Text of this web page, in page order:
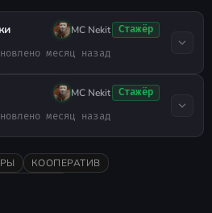
MC Nekit Стажёр
месяц назад
MC Nekit Стажёр
месяц назад
КООПЕРАТИВ